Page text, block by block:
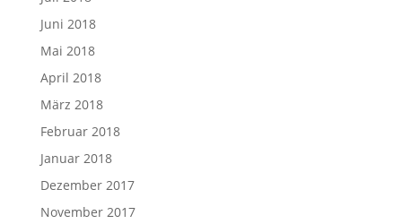
Juni 2018
Mai 2018
April 2018
März 2018
Februar 2018
Januar 2018
Dezember 2017
November 2017